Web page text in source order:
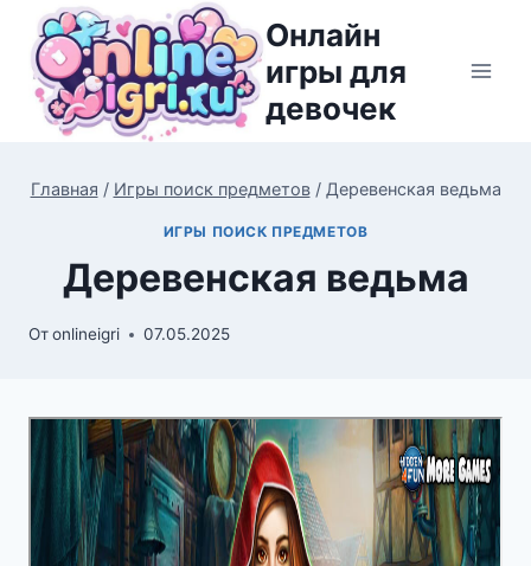
Перейти
содержимому
Онлайн
игры для
девочек
Главная / Игры поиск предметов / Деревенская ведьма
ИГРЫ ПОИСК ПРЕДМЕТОВ
Деревенская ведьма
Отonlineigri 07.05.2025